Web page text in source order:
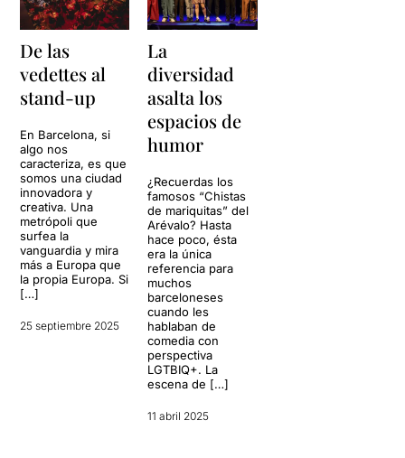
De las
vedettes al
stand-up
En Barcelona, si
algo nos
caracteriza, es que
somos una ciudad
innovadora y
creativa. Una
metrópoli que
surfea la
vanguardia y mira
más a Europa que
la propia Europa. Si
[…]
25 septiembre 2025
La
diversidad
asalta los
espacios de
humor
¿Recuerdas los
famosos “Chistas
de mariquitas” del
Arévalo? Hasta
hace poco, ésta
era la única
referencia para
muchos
barceloneses
cuando les
hablaban de
comedia con
perspectiva
LGTBIQ+. La
escena de […]
11 abril 2025